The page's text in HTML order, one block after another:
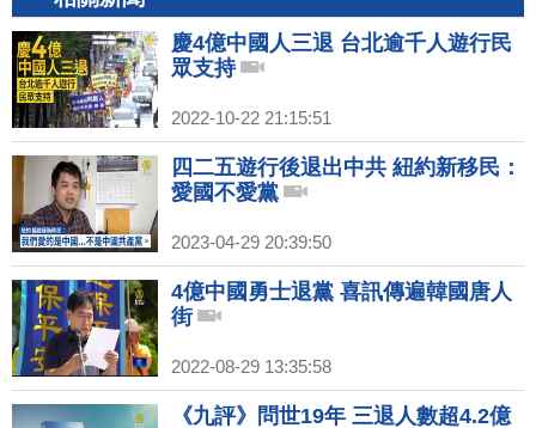
慶4億中國人三退 台北逾千人遊行民
眾支持
2022-10-22 21:15:51
四二五遊行後退出中共 紐約新移民：
愛國不愛黨
2023-04-29 20:39:50
4億中國勇士退黨 喜訊傳遍韓國唐人
街
2022-08-29 13:35:58
《九評》問世19年 三退人數超4.2億